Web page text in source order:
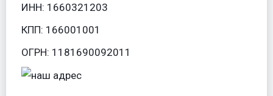
ИНН: 1660321203
КПП: 166001001
ОГРН: 1181690092011